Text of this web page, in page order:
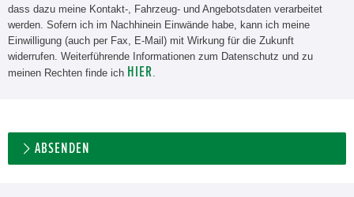
dass dazu meine Kontakt-, Fahrzeug- und Angebotsdaten verarbeitet
werden. Sofern ich im Nachhinein Einwände habe, kann ich meine
Einwilligung (auch per Fax, E-Mail) mit Wirkung für die Zukunft
widerrufen. Weiterführende Informationen zum Datenschutz und zu
meinen Rechten finde ich HIER.
ABSENDEN